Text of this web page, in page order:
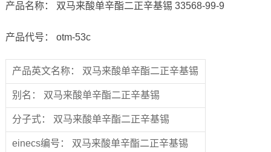
产品名称： 双马来酸单辛酯二正辛基锡 33568-99-9
产品代号： otm-53c
产品英文名称： 双马来酸单辛酯二正辛基锡
别名： 双马来酸单辛酯二正辛基锡
分子式： 双马来酸单辛酯二正辛基锡
einecs编号： 双马来酸单辛酯二正辛基锡